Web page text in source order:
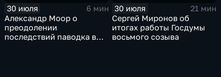
30 июля
6 мин
Александр Моор о
преодолении
последствий паводка в
30 июля
21 мин
Сергей Миронов об
итогах работы Госдумы
восьмого созыва